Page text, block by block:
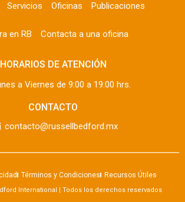
Servicios Oficinas Publicaciones
en RB Contacta a una oficina
HORARIOS DE ATENCIÓN
a Viernes de 9:00 a 19:00 hrs.
CONTACTO
contacto@russellbedford.mx
Términos y Condiciones Recursos Útiles
International | Todos los derechos reservados